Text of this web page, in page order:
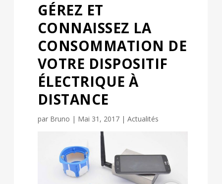
GÉREZ ET
CONNAISSEZ LA
CONSOMMATION DE
VOTRE DISPOSITIF
ÉLECTRIQUE À
DISTANCE
par Bruno | Mai 31, 2017| Actualités